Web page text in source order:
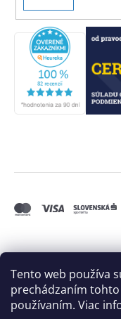
Tento web používa
prechádzaním
používaním. Viac
SA